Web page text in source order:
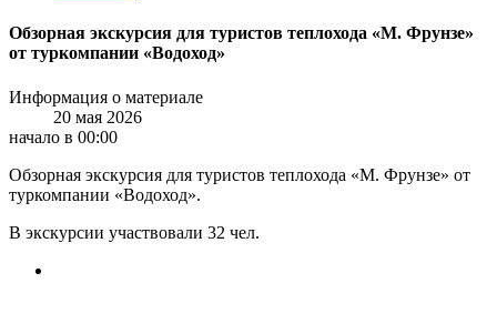
Обзорная экскурсия для туристов теплохода «М. Фрунзе»
от туркомпании «Водоход»
Информация о материале
20 мая 2026
начало в 00:00
Обзорная экскурсия для туристов теплохода «М. Фрунзе» от
туркомпании «Водоход».
В экскурсии участвовали 32 чел.